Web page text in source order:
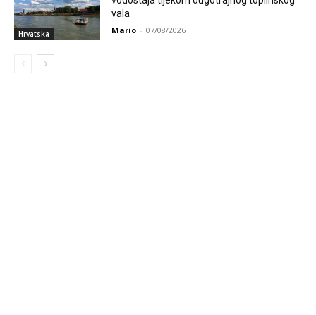
Hrvatska
vala
Mario - 07/08/2026